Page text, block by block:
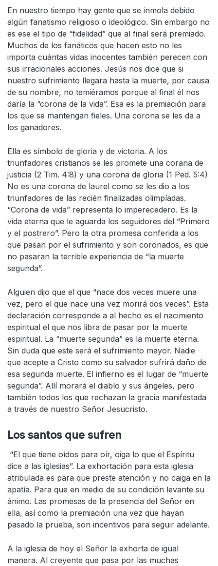
En nuestro tiempo hay gente que se inmola debido
algún fanatismo religioso o ideológico. Sin embargo no
es ese el tipo de “fidelidad” que al final será premiado.
Muchos de los fanáticos que hacen esto no les
importa cuántas vidas inocentes también perecen con
sus irracionales acciones. Jesús nos dice que si
nuestro sufrimiento llegara hasta la muerte, por causa
de su nombre, no temiéramos porque al final él nos
daría la “corona de la vida”. Esa es la premiación para
los que se mantengan fieles. Una corona se les da a
los ganadores.
Ella es símbolo de gloria y de victoria. A los
triunfadores cristianos se les promete una corana de
justicia (2 Tim. 4:8) y una corona de gloria (1 Ped. 5:4)
No es una corona de laurel como se les dio a los
triunfadores de las recién finalizadas olimpíadas.
“Corona de vida” representa lo imperecedero. Es la
vida eterna que le aguarda los seguidores del “Primero
y el postrero”. Pero la otra promesa conferida a los
que pasan por el sufrimiento y son coronados, es que
no pasaran la terrible experiencia de “la muerte
segunda”.
Alguien dijo que el que “nace dos veces muere una
vez, pero el que nace una vez morirá dos veces”. Esta
declaración corresponde a al hecho es el nacimiento
espiritual el que nos libra de pasar por la muerte
espiritual. La “muerte segunda” es la muerte eterna.
Sin duda que este será el sufrimiento mayor. Nadie
que acepte a Cristo como su salvador sufrirá daño de
esa segunda muerte. El infierno es el lugar de “muerte
segunda”. Allí morará el diablo y sus ángeles, pero
también todos los que rechazan la gracia manifestada
a través de nuestro Señor Jesucristo.
Los santos que sufren
“El que tiene oídos para oír, oiga lo que el Espíritu
dice a las iglesias”. La exhortación para esta iglesia
atribulada es para que preste atención y no caiga en la
apatía. Para que en medio de su condición levante su
ánimo. Las promesas de la presencia del Señor en
ella, así como la premiación una vez que hayan
pasado la prueba, son incentivos para seguir adelante.
A la iglesia de hoy el Señor la exhorta de igual
manera. Al creyente que pasa por las muchas